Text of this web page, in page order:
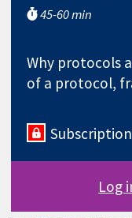
45-60 min
Why protocols
of a protocol,
Log